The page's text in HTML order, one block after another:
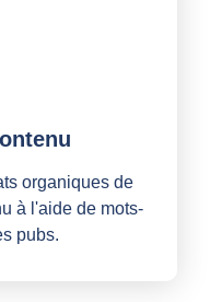
organiques de
à l'aide de mots-
pubs.